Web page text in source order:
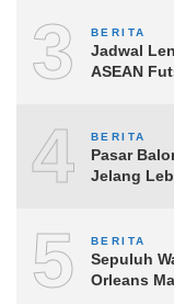
3 BERITA
Jadwal
ASEAN
4 BERITA
Pasar
Jelang
5 BERITA
Sepuluh
Orleans